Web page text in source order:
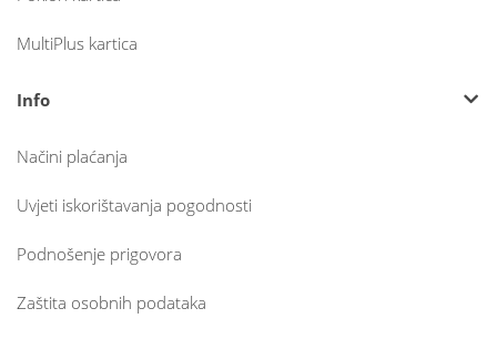
MultiPlus kartica
Info
Načini plaćanja
Uvjeti iskorištavanja pogodnosti
Podnošenje prigovora
Zaštita osobnih podataka